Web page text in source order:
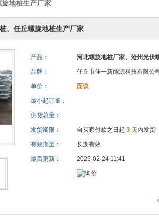
地桩生产厂家
、任丘螺旋地桩生产厂家
产品： 河北螺旋地桩厂家、沧州光伏
品牌： 任丘市佳一新能源科技有限公司
单价： 面议
最小起订量：
供货总量：
发货期限： 自买家付款之日起 3 天内发货
有效期至： 长期有效
最后更新： 2025-02-24 11:41